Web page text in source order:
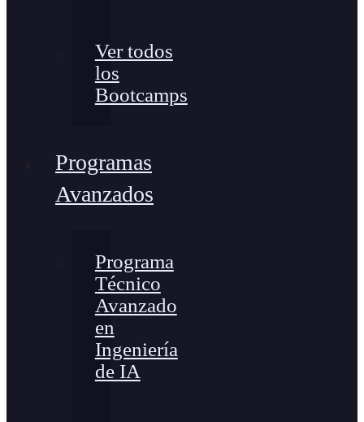
Ver todos
los
Bootcamps
Programas
Avanzados
Programa
Técnico
Avanzado
en
Ingeniería
de IA